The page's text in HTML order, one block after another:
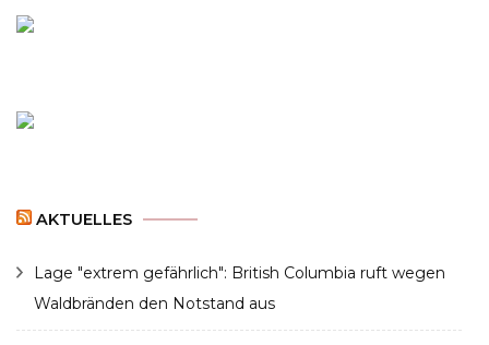
AKTUELLES
Lage "extrem gefährlich": British Columbia ruft wegen
Waldbränden den Notstand aus